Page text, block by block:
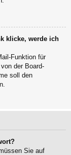
klicke, werde ich
Funktion für
der Board-
soll den
Sie auf